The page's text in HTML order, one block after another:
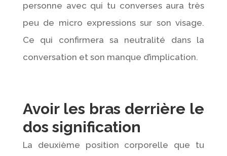
personne avec qui tu converses aura très
peu de micro expressions sur son visage.
Ce qui confirmera sa neutralité dans la
conversation et son manque d’implication.
Avoir les bras derrière le
dos signification
La deuxième position corporelle que tu